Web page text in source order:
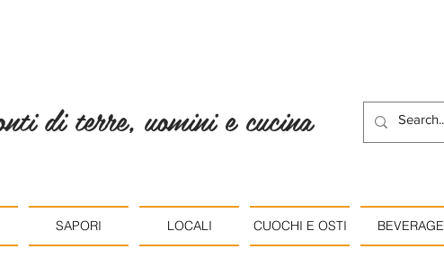
di terre, uomini e cucina
SAPORI LOCALI CUOCHI E OSTI BEVERAGE